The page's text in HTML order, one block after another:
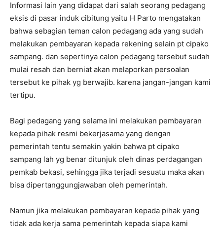
Informasi lain yang didapat dari salah seorang pedagang
eksis di pasar induk cibitung yaitu H Parto mengatakan
bahwa sebagian teman calon pedagang ada yang sudah
melakukan pembayaran kepada rekening selain pt cipako
sampang. dan sepertinya calon pedagang tersebut sudah
mulai resah dan berniat akan melaporkan persoalan
tersebut ke pihak yg berwajib. karena jangan-jangan kami
tertipu.
Bagi pedagang yang selama ini melakukan pembayaran
kepada pihak resmi bekerjasama yang dengan
pemerintah tentu semakin yakin bahwa pt cipako
sampang lah yg benar ditunjuk oleh dinas perdagangan
pemkab bekasi, sehingga jika terjadi sesuatu maka akan
bisa dipertanggungjawaban oleh pemerintah.
Namun jika melakukan pembayaran kepada pihak yang
tidak ada kerja sama pemerintah kepada siapa kami